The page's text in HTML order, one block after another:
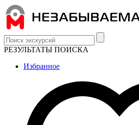
РЕЗУЛЬТАТЫ ПОИСКА
Избранное